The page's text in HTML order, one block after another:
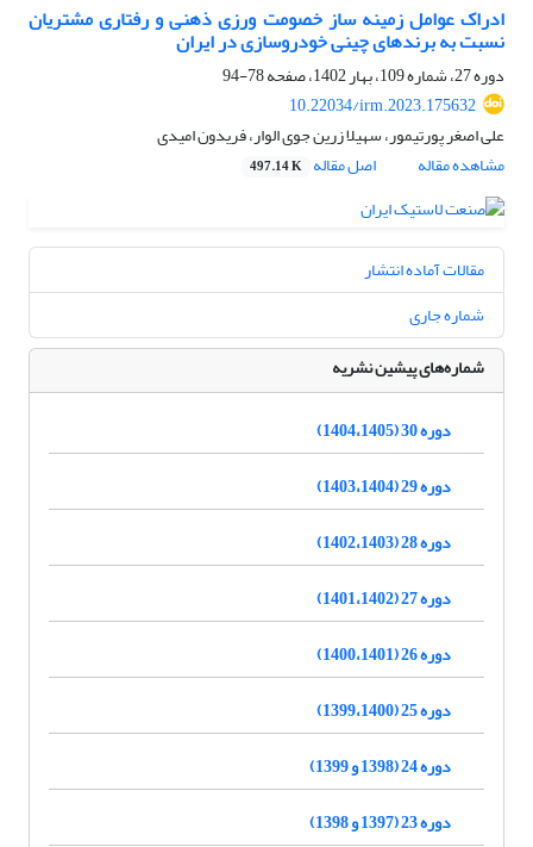
ادراک عوامل زمینه ساز خصومت ورزی ذهنی و رفتاری مشتریان
نسبت به برندهای چینی خودروسازی در ایران
دوره 27، شماره 109، بهار 1402، صفحه
78-94
10.22034/irm.2023.175632
علی اصغر پورتیمور، سهیلا زرین جوی الوار، فریدون امیدی
مشاهده مقاله
اصل مقاله 497.14 K
مقالات آماده انتشار
شماره جاری
شماره‌های پیشین نشریه
دوره 30 (1404،1405)
دوره 29 (1403،1404)
دوره 28 (1402،1403)
دوره 27 (1401،1402)
دوره 26 (1400،1401)
دوره 25 (1399،1400)
دوره 24 (1398 و 1399)
دوره 23 (1397 و 1398)